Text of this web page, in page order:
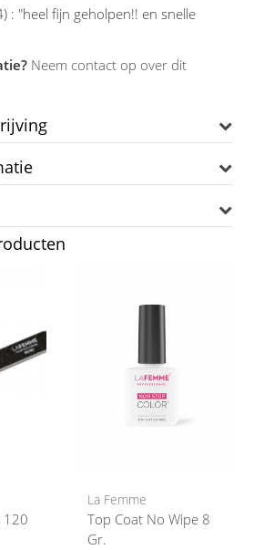
: "heel fijn geholpen!! en snelle
Neem contact op over dit
120
La Femme
Top Coat No Wipe 8
Gr.